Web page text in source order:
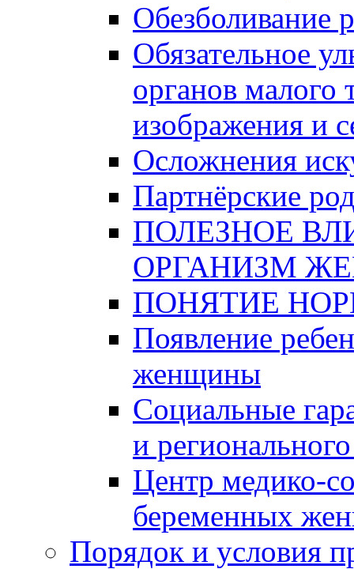
Обезболивание
Обязательное
органов малого
изображения и
Осложнения
Партнёрские
ПОЛЕЗНОЕ
ОРГАНИЗМ
ПОНЯТИЕ
Появление
женщины
Социальные
и
Центр медико-
беременных
Порядок и условия